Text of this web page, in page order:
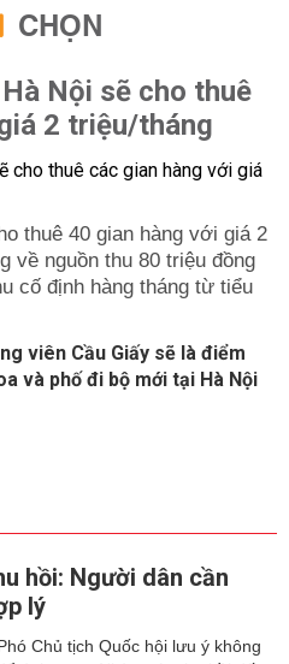
CHỌN
Nội sẽ cho thuê
2 triệu/tháng
thuê 40 gian hàng với giá 2
về nguồn thu 80 triệu đồng
cố định hàng tháng từ tiểu
viên Cầu Giấy sẽ là điểm
và phố đi bộ mới tại Hà Nội
hồi: Người dân cần
lý
Chủ tịch Quốc hội lưu ý không